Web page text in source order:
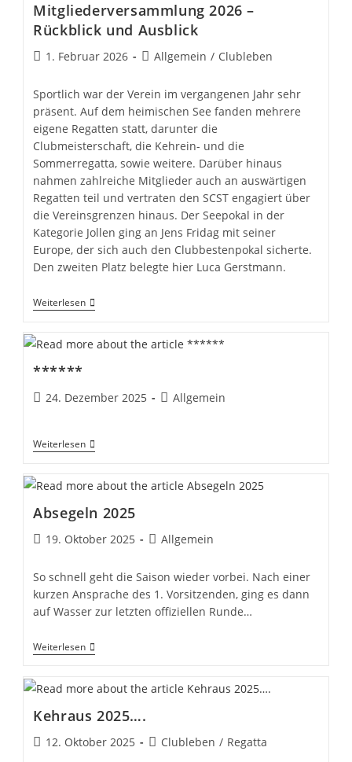
Mitgliederversammlung 2026 –
Rückblick und Ausblick
Beitrag
1. Februar 2026
Beitrags-
Allgemein / Clubleben
Sportlich war der Verein im vergangenen Jahr sehr
präsent. Auf dem heimischen See fanden mehrere
eigene Regatten statt, darunter die
Clubmeisterschaft, die Kehrein- und die
Sommerregatta, sowie weitere. Darüber hinaus
nahmen zahlreiche Mitglieder auch an auswärtigen
Regatten teil und vertraten den SCST engagiert über
die Vereinsgrenzen hinaus. Der Seepokal in der
Kategorie Jollen ging an Jens Fridag mit seiner
Europe, der sich auch den Clubbestenpokal sicherte.
Den zweiten Platz belegte hier Luca Gerstmann.
WeiterlesenMitgliederversammlung
2026
Rückblick
Und
******
Beitrag
24. Dezember 2025
Beitrags-
Allgemein
Weiterlesen******
Absegeln 2025
Beitrag
19. Oktober 2025
Beitrags-
Allgemein
So schnell geht die Saison wieder vorbei. Nach einer
kurzen Ansprache des 1. Vorsitzenden, ging es dann
auf Wasser zur letzten offiziellen Runde…
WeiterlesenAbsegeln
2025
Kehraus 2025….
Beitrag
12. Oktober 2025
Beitrags-
Clubleben / Regatta